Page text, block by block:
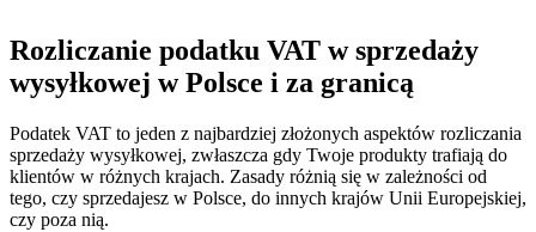
Rozliczanie podatku VAT w sprzedaży
wysyłkowej w Polsce i za granicą
Podatek VAT to jeden z najbardziej złożonych aspektów rozliczania
sprzedaży wysyłkowej, zwłaszcza gdy Twoje produkty trafiają do
klientów w różnych krajach. Zasady różnią się w zależności od
tego, czy sprzedajesz w Polsce, do innych krajów Unii Europejskiej,
czy poza nią.